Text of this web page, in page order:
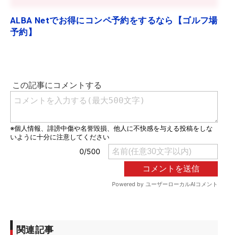
ALBA Netでお得にコンペ予約をするなら【ゴルフ場
予約】
関連記事